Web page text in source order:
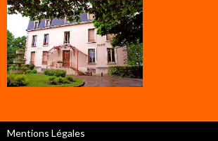
Mentions Légales